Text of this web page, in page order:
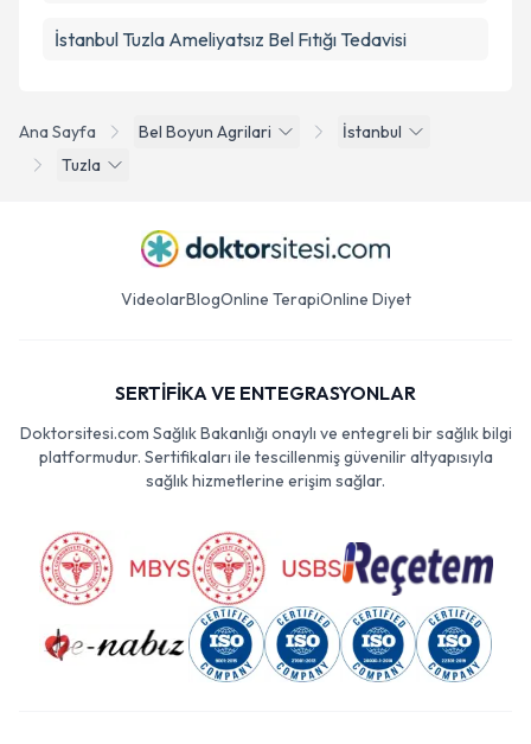
Ana Sayfa Bel Boyun Agrilari
İstanbul
Tuzla
İstanbul Tuzla Ameliyatsız Bel Fıtığı Tedavisi
VideolarBlogOnline TerapiOnline Diyet
SERTİFİKA VE ENTEGRASYONLAR
Doktorsitesi.com Sağlık Bakanlığı onaylı ve entegreli bir sağlık bilgi
platformudur. Sertifikaları ile tescillenmiş güvenilir altyapısıyla
sağlık hizmetlerine erişim sağlar.